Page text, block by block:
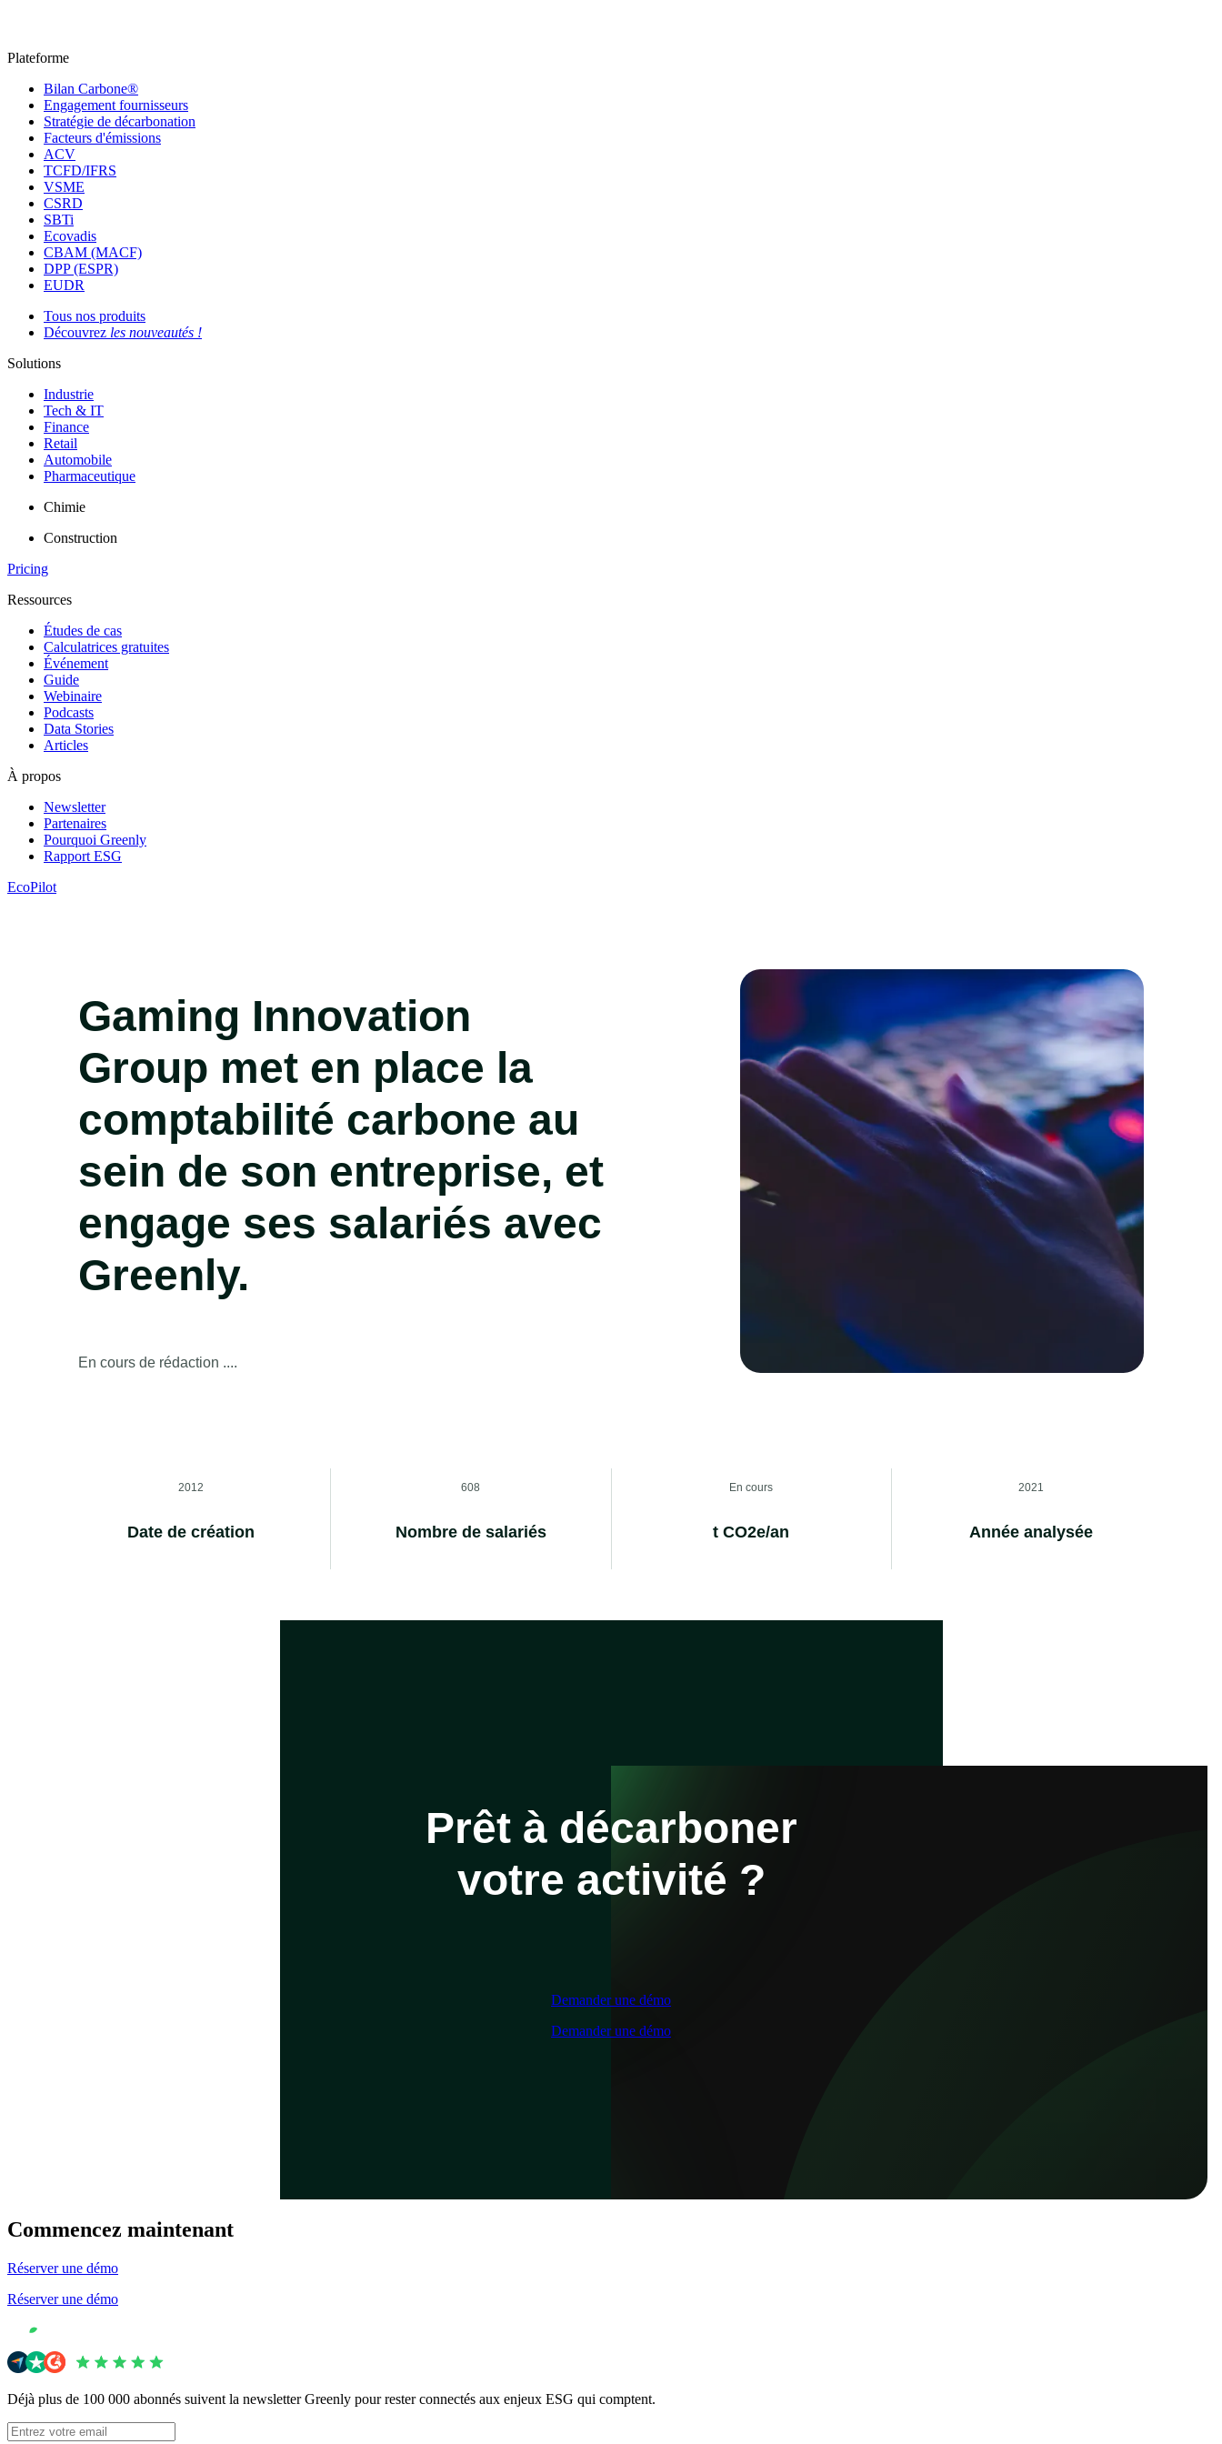
Plateforme
Bilan Carbone®
Engagement fournisseurs
Stratégie de décarbonation
Facteurs d'émissions
ACV
TCFD/IFRS
VSME
CSRD
SBTi
Ecovadis
CBAM (MACF)
DPP (ESPR)
EUDR
Tous nos produits
Découvrez les nouveautés !
Solutions
Industrie
Tech & IT
Finance
Retail
Automobile
Pharmaceutique
Chimie
Construction
Pricing
Ressources
Études de cas
Calculatrices gratuites
Événement
Guide
Webinaire
Podcasts
Data Stories
Articles
À propos
Newsletter
Partenaires
Pourquoi Greenly
Rapport ESG
EcoPilot
Gaming Innovation
Group met en place la
comptabilité carbone au
sein de son entreprise, et
engage ses salariés avec
Greenly.
En cours de rédaction ....
2012
Date de création
608
Nombre de salariés
En cours
t CO2e/an
2021
Année analysée
Prêt à décarboner
votre activité ?
Demander une démo
Demander une démo
Commencez maintenant
Réserver une démo
Réserver une démo
Déjà plus de 100 000 abonnés suivent la newsletter Greenly pour rester connectés aux enjeux ESG qui comptent.